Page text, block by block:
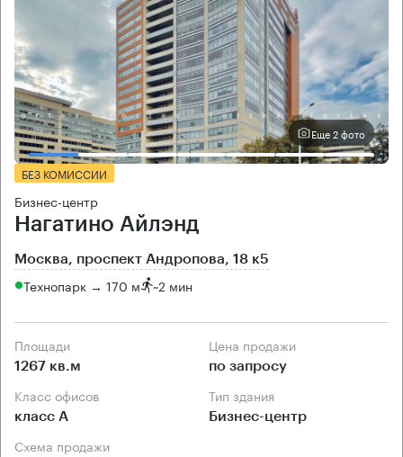
Еще 2 фото
БЕЗ КОМИССИИ
Бизнес-центр
Нагатино Айлэнд
Москва, проспект Андропова, 18 к5
Технопарк → 170 м ~2 мин
Площади
1267 кв.м
Цена продажи
по запросу
Класс офисов
класс А
Тип здания
Бизнес-центр
Схема продажи